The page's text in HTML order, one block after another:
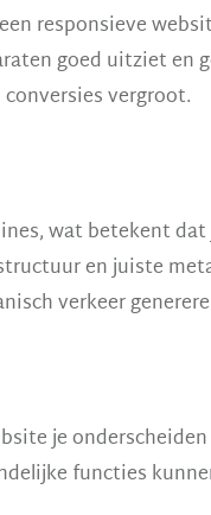
responsieve
goed uitziet en
vergroot.
wat betekent
en juiste
verkeer
je
functies